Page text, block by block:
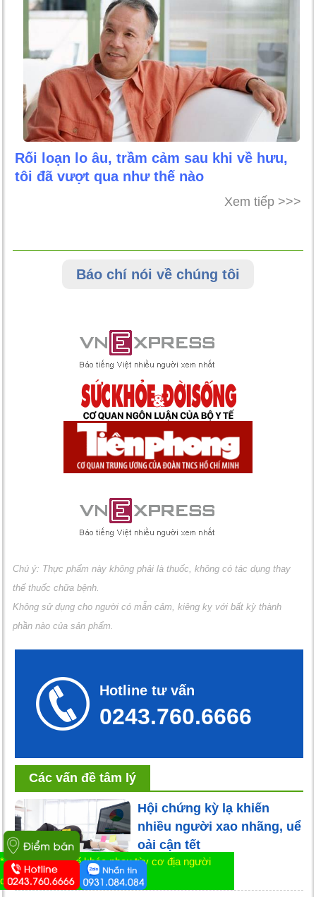
Rối loạn lo âu, trầm cảm sau khi về hưu,
tôi đã vượt qua như thế nào
Xem tiếp >>>
Báo chí nói về chúng tôi
Chú ý: Thực phẩm này không phải là thuốc, không có tác dụng thay
thế thuốc chữa bệnh.
Không sử dụng cho người có mẫn cảm, kiêng kỵ với bất kỳ thành
phần nào của sản phẩm.
Hotline tư vấn
0243.760.6666
Các vấn đề tâm lý
Hội chứng kỳ lạ khiến
nhiều người xao nhãng, uể
oải cận tết
* Tác dụng có thể khác nhau tùy cơ địa người
dùng